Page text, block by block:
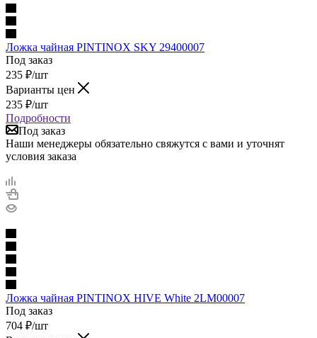
Ложка чайная PINTINOX SKY 29400007
Под заказ
235 ₽/шт
Варианты цен
235 ₽/шт
Подробности
Под заказ
Наши менеджеры обязательно свяжутся с вами и уточнят
условия заказа
Ложка чайная PINTINOX HIVE White 2LM00007
Под заказ
704 ₽/шт